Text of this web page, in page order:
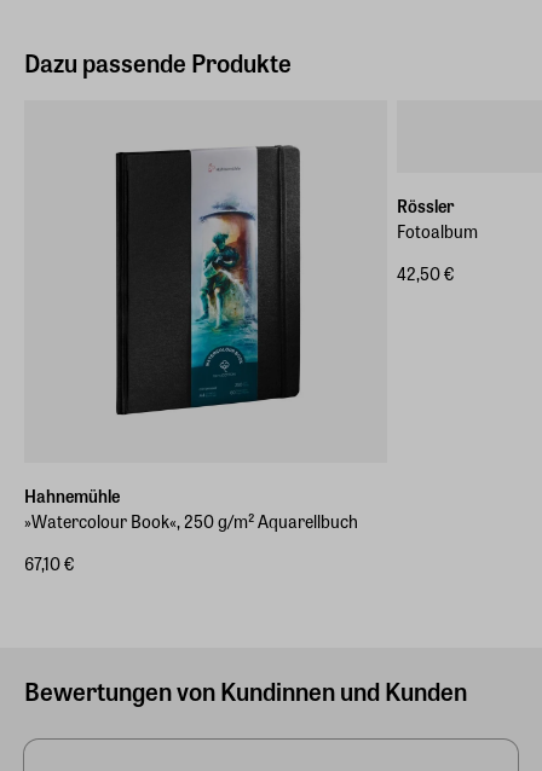
Dazu passende Produkte
Hahnemühle
»Watercolour Book«, 250 g/m² Aquarellbuch
67,10 €
Rössler
Fotoalbum
42,50 €
Bewertungen von Kundinnen und Kunden